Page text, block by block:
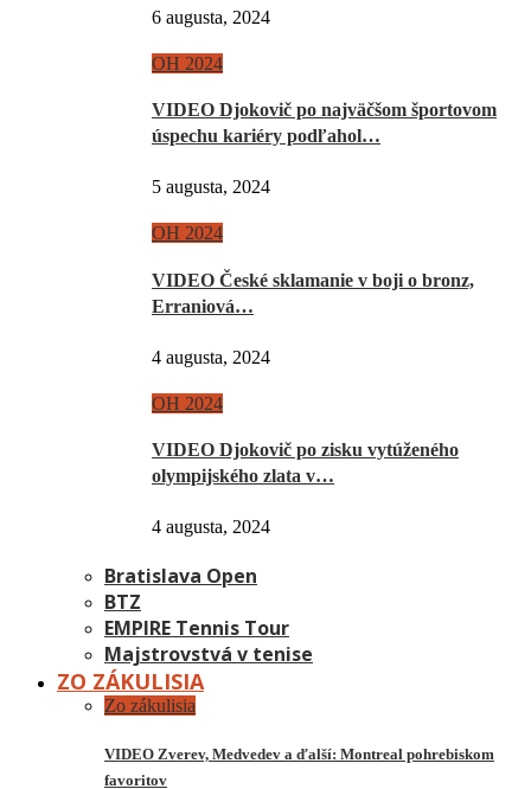
6 augusta, 2024
OH 2024
VIDEO Djokovič po najväčšom športovom
úspechu kariéry podľahol…
5 augusta, 2024
OH 2024
VIDEO České sklamanie v boji o bronz,
Erraniová…
4 augusta, 2024
OH 2024
VIDEO Djokovič po zisku vytúženého
olympijského zlata v…
4 augusta, 2024
Bratislava Open
BTZ
EMPIRE Tennis Tour
Majstrovstvá v tenise
ZO ZÁKULISIA
Zo zákulisia
VIDEO Zverev, Medvedev a ďalší: Montreal pohrebiskom
favoritov